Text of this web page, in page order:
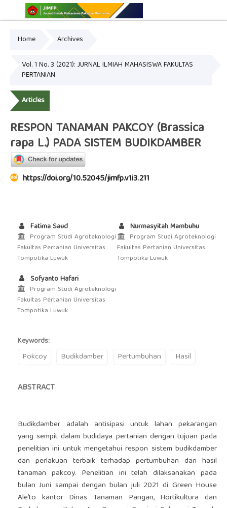
Home Archives
Vol. 1 No. 3 (2021): JURNAL ILMIAH MAHASISWA FAKULTAS
PERTANIAN
Articles
RESPON TANAMAN PAKCOY (Brassica
rapa L.) PADA SISTEM BUDIKDAMBER
https://doi.org/10.52045/jimfp.v1i3.211
Fatima Saud
Program Studi Agroteknologi
Fakultas Pertanian Universitas
Tompotika Luwuk
Nurmasyitah Mambuhu
Program Studi Agroteknologi
Fakultas Pertanian Universitas
Tompotika Luwuk
Sofyanto Hafari
Program Studi Agroteknologi
Fakultas Pertanian Universitas
Tompotika Luwuk
Keywords:
Pokcoy Budikdamber Pertumbuhan Hasil
ABSTRACT
Budikdamber adalah antisipasi untuk lahan pekarangan
yang sempit dalam budidaya pertanian dengan tujuan pada
penelitian ini untuk mengetahui respon sistem budikdamber
dan perlakuan terbaik terhadap pertumbuhan dan hasil
tanaman pakcoy. Penelitian ini telah dilaksanakan pada
bulan Juni sampai dengan bulan juli 2021 di Green House
Ale’to kantor Dinas Tanaman Pangan, Hortikultura dan